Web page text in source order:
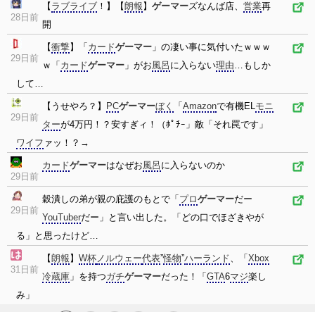
28日前
【 ラブライブ ！】【朗報 】 ゲーマーズなんば店、 営業再
開
29日前
【衝撃】「 カードゲーマー 」の凄い事に気付いたｗｗｗ
ｗ「 カードゲーマー 」がお風呂 に入らない理由…もしか
して…
29日前
【うせやろ？】 PCゲーマーぼく 「 Amazonで有機ELモニ
ターが4万円！？安すぎィ！（ﾎﾟﾁｰ」敵「それ罠です」
ワイフ ァッ！？→
29日前
カードゲーマーはなぜお風呂 に入らないのか
29日前
穀潰しの弟が親の庇護のもとで「 プロゲーマーだー
YouTuberだー」と言い出した。「どの口でほざきやが
る」と思ったけど…
31日前
【朗報 】 W杯ノルウェー代表”怪物”ハーランド、「 Xbox
冷蔵庫 」を持つガチゲーマーだった！「 GTA6マジ楽し
み」